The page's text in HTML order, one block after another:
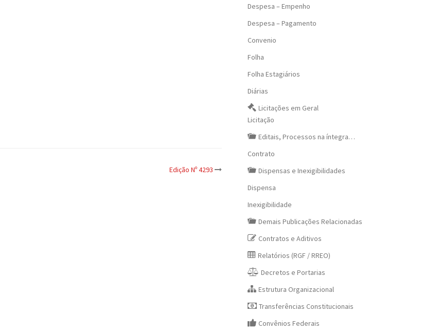
Edição Nº 4293
Despesa – Empenho
Despesa – Pagamento
Convenio
Folha
Folha Estagiários
Diárias
Licitações em Geral
Licitação
Editais, Processos na íntegra…
Contrato
Dispensas e Inexigibilidades
Dispensa
Inexigibilidade
Demais Publicações Relacionadas
Contratos e Aditivos
Relatórios (RGF / RREO)
Decretos e Portarias
Estrutura Organizacional
Transferências Constitucionais
Convênios Federais